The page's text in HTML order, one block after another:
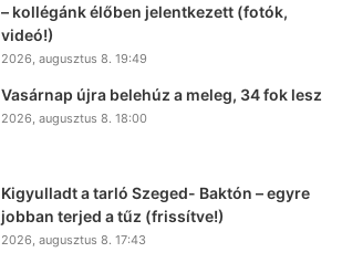
– kollégánk élőben jelentkezett (fotók,
videó!)
2026, augusztus 8. 19:49
Vasárnap újra belehúz a meleg, 34 fok lesz
2026, augusztus 8. 18:00
Kigyulladt a tarló Szeged- Baktón – egyre
jobban terjed a tűz (frissítve!)
2026, augusztus 8. 17:43